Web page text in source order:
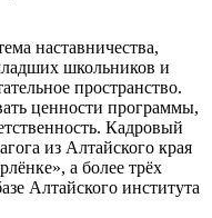
наставничества,
школьников и
пространство.
ценности программы,
Кадровый
из Алтайского края
а более трёх
Алтайского института